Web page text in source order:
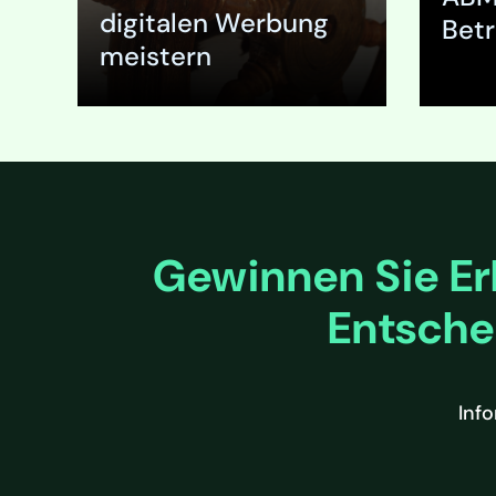
digitalen Werbung
meistern
Ausklappen
Gewinnen Sie